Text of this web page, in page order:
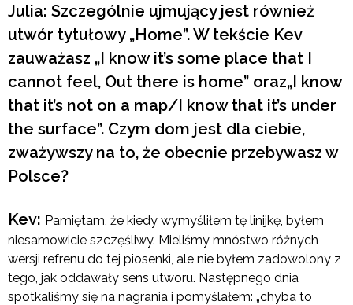
Julia: Szczególnie ujmujący jest również
utwór tytułowy „Home”. W tekście Kev
zauważasz „I know it’s some place that I
cannot feel, Out there is home” oraz„I know
that it’s not on a map/I know that it’s under
the surface”. Czym dom jest dla ciebie,
zważywszy na to, że obecnie przebywasz w
Polsce?
Kev: Pamiętam, że kiedy wymyśliłem tę linijkę, byłem
niesamowicie szczęśliwy. Mieliśmy mnóstwo różnych
wersji refrenu do tej piosenki, ale nie byłem zadowolony z
tego, jak oddawały sens utworu. Następnego dnia
spotkaliśmy się na nagrania i pomyślałem: „chyba to